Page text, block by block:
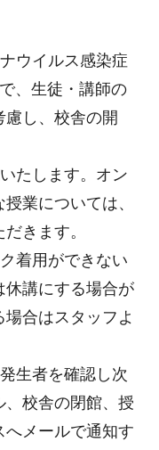
ウイルス感染症
、生徒・講師の
し、校舎の開
たします。オン
業については、
きます。
着用ができない
休講にする場合が
合はスタッフよ
生者を確認し次
校舎の閉館、授
メールで通知す